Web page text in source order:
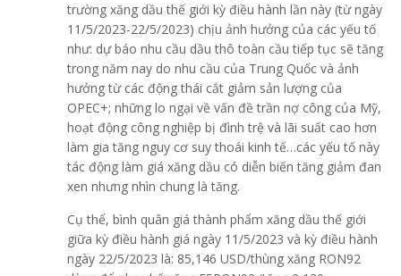
trường xăng dầu thế giới kỳ điều hành lần này (từ ngày
11/5/2023-22/5/2023) chịu ảnh hưởng của các yếu tố
như: dự báo nhu cầu dầu thô toàn cầu tiếp tục sẽ tăng
trong năm nay do nhu cầu của Trung Quốc và ảnh
hưởng từ các động thái cắt giảm sản lượng của
OPEC+; những lo ngại về vấn đề trần nợ công của Mỹ,
hoạt động công nghiệp bị đình trệ và lãi suất cao hơn
làm gia tăng nguy cơ suy thoái kinh tế…các yếu tố này
tác động làm giá xăng dầu có diễn biến tăng giảm đan
xen nhưng nhìn chung là tăng.
Cụ thể, bình quân giá thành phẩm xăng dầu thế giới
giữa kỳ điều hành giá ngày 11/5/2023 và kỳ điều hành
ngày 22/5/2023 là: 85,146 USD/thùng xăng RON92